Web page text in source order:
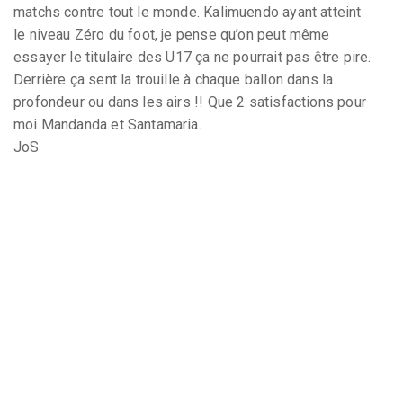
matchs contre tout le monde. Kalimuendo ayant atteint
le niveau Zéro du foot, je pense qu’on peut même
essayer le titulaire des U17 ça ne pourrait pas être pire.
Derrière ça sent la trouille à chaque ballon dans la
profondeur ou dans les airs !! Que 2 satisfactions pour
moi Mandanda et Santamaria.
JoS